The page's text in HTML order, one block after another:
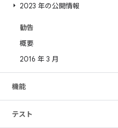
2023 年の公開情報
勧告
概要
2016 年 3 月
機能
テスト